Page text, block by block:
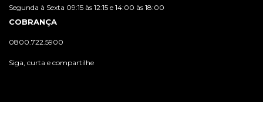
Segunda à Sexta 09:15 às 12:15 e 14:00 às 18:00
COBRANÇA
0800.722.5900
Siga, curta e compartilhe